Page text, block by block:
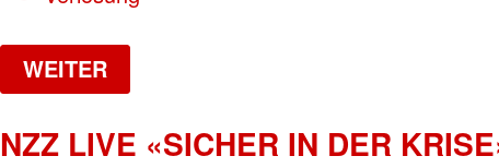
WEITER
NZZ LIVE «SICHER IN DER